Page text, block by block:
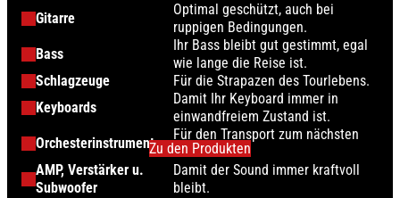
Gitarre
Optimal geschützt, auch bei
ruppigen Bedingungen.
Bass
Ihr Bass bleibt gut gestimmt, egal
wie lange die Reise ist.
Schlagzeuge
Für die Strapazen des Tourlebens.
Keyboards
Damit Ihr Keyboard immer in
einwandfreiem Zustand ist.
Orchesterinstrumente
Für den Transport zum nächsten
Aufritt.
AMP, Verstärker u.
Subwoofer
Damit der Sound immer kraftvoll
bleibt.
Zu den Produkten